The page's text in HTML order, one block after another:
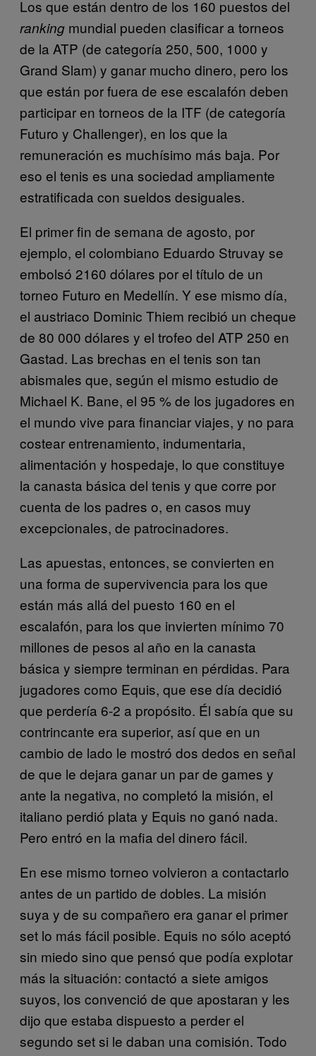
Los que están dentro de los 160 puestos del
ranking mundial pueden clasificar a torneos
de la ATP (de categoría 250, 500, 1000 y
Grand Slam) y ganar mucho dinero, pero los
que están por fuera de ese escalafón deben
participar en torneos de la ITF (de categoría
Futuro y Challenger), en los que la
remuneración es muchísimo más baja. Por
eso el tenis es una sociedad ampliamente
estratificada con sueldos desiguales.
El primer fin de semana de agosto, por
ejemplo, el colombiano Eduardo Struvay se
embolsó 2160 dólares por el título de un
torneo Futuro en Medellín. Y ese mismo día,
el austriaco Dominic Thiem recibió un cheque
de 80 000 dólares y el trofeo del ATP 250 en
Gastad. Las brechas en el tenis son tan
abismales que, según el mismo estudio de
Michael K. Bane, el 95 % de los jugadores en
el mundo vive para financiar viajes, y no para
costear entrenamiento, indumentaria,
alimentación y hospedaje, lo que constituye
la canasta básica del tenis y que corre por
cuenta de los padres o, en casos muy
excepcionales, de patrocinadores.
Las apuestas, entonces, se convierten en
una forma de supervivencia para los que
están más allá del puesto 160 en el
escalafón, para los que invierten mínimo 70
millones de pesos al año en la canasta
básica y siempre terminan en pérdidas. Para
jugadores como Equis, que ese día decidió
que perdería 6-2 a propósito. Él sabía que su
contrincante era superior, así que en un
cambio de lado le mostró dos dedos en señal
de que le dejara ganar un par de games y
ante la negativa, no completó la misión, el
italiano perdió plata y Equis no ganó nada.
Pero entró en la mafia del dinero fácil.
En ese mismo torneo volvieron a contactarlo
antes de un partido de dobles. La misión
suya y de su compañero era ganar el primer
set lo más fácil posible. Equis no sólo aceptó
sin miedo sino que pensó que podía explotar
más la situación: contactó a siete amigos
suyos, los convenció de que apostaran y les
dijo que estaba dispuesto a perder el
segundo set si le daban una comisión. Todo